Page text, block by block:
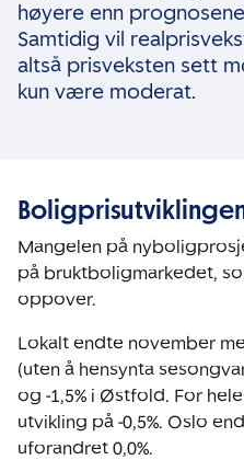
høyere enn
Samtidig vil
altså prisveksten sett
kun være moderat.
Mangelen på
på bruktboligmarkedet,
oppover.
Lokalt endte november
(uten å hensynta
og -1,5% i Østfold. For
utvikling på -0,5%. Oslo
uforandret 0,0%.